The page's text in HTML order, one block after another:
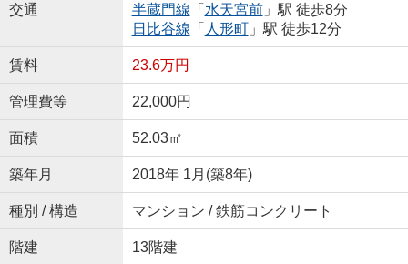
交通
半蔵門線 「 水天宮前」駅 徒歩8分
日比谷線 「 人形町」駅 徒歩12分
賃料 23.6万円
管理費等 22,000円
面積 52.03㎡
築年月 2018年 1月(築8年)
種別 / 構造 マンション / 鉄筋コンクリート
階建 13階建